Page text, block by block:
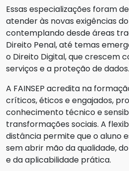
Essas especializações foram
atender às novas exigências
contemplando desde áreas
Direito Penal, até temas
o Direito Digital, que crescem
serviços e a proteção de dados.
A FAINSEP acredita na
críticos, éticos e engajados,
conhecimento técnico e
transformações sociais. A
distância permite que o aluno
sem abrir mão da qualidade,
e da aplicabilidade prática.